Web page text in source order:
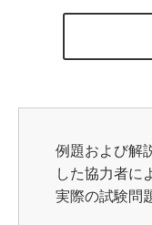
例題および解
した協力者に
実際の試験問